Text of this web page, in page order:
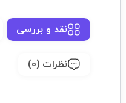
نقد و بررسی
نظرات (0)